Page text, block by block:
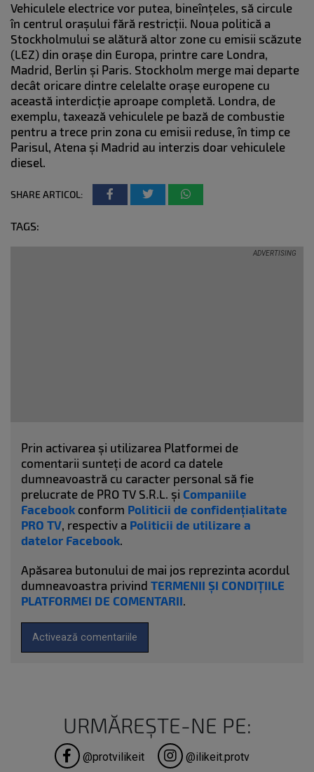
Vehiculele electrice vor putea, bineînțeles, să circule
în centrul orașului fără restricții. Noua politică a
Stockholmului se alătură altor zone cu emisii scăzute
(LEZ) din orașe din Europa, printre care Londra,
Madrid, Berlin și Paris. Stockholm merge mai departe
decât oricare dintre celelalte orașe europene cu
această interdicție aproape completă. Londra, de
exemplu, taxează vehiculele pe bază de combustie
pentru a trece prin zona cu emisii reduse, în timp ce
Parisul, Atena și Madrid au interzis doar vehiculele
diesel.
SHARE ARTICOL:
TAGS:
Prin activarea și utilizarea Platformei de
comentarii sunteți de acord ca datele
dumneavoastră cu caracter personal să fie
prelucrate de PRO TV S.R.L. și Companiile
Facebook conform Politicii de confidențialitate
PRO TV, respectiv a Politicii de utilizare a
datelor Facebook.
Apăsarea butonului de mai jos reprezinta acordul
dumneavoastra privind TERMENII ȘI CONDIȚIILE
PLATFORMEI DE COMENTARII.
Activează comentariile
URMĂREȘTE-NE PE:
@protvilikeit @ilikeit.protv